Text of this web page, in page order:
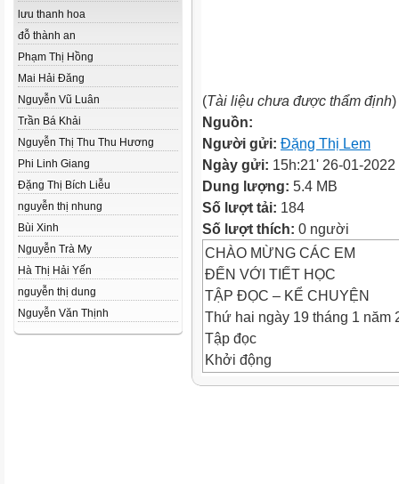
lưu thanh hoa
đỗ thành an
Phạm Thị Hồng
Mai Hải Đăng
Nguyễn Vũ Luân
Trần Bá Khải
Nguyễn Thị Thu Thu Hương
Phi Linh Giang
Đặng Thị Bích Liễu
nguyễn thị nhung
Bùi Xinh
Nguyễn Trà My
Hà Thị Hải Yến
nguyễn thị dung
Nguyễn Văn Thịnh
(Tài liệu chưa được thẩm định)
Nguồn:
Người gửi: Đặng Thị Lem
Ngày gửi: 15h:21' 26-01-2022
Dung lượng: 5.4 MB
Số lượt tải: 184
Số lượt thích: 0 người
CHÀO MỪNG CÁC EM
ĐẾN VỚI TIẾT HỌC
TẬP ĐỌC – KỂ CHUYỆN
Thứ hai ngày 19 tháng 1 năm
Tập đọc
Khởi động